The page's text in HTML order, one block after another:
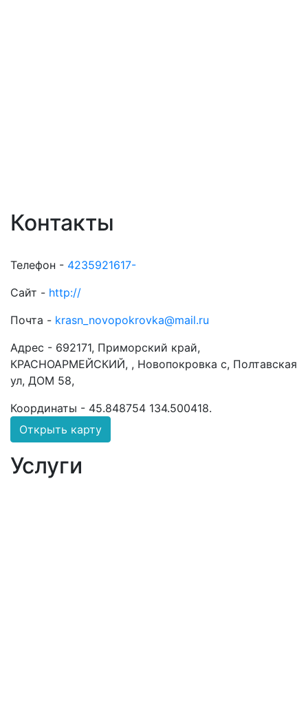
Контакты
Телефон - 4235921617-
Сайт - http://
Почта - krasn_novopokrovka@mail.ru
Адрес - 692171, Приморский край,
КРАСНОАРМЕЙСКИЙ, , Новопокровка с, Полтавская
ул, ДОМ 58,
Координаты - 45.848754 134.500418.
Открыть карту
Услуги